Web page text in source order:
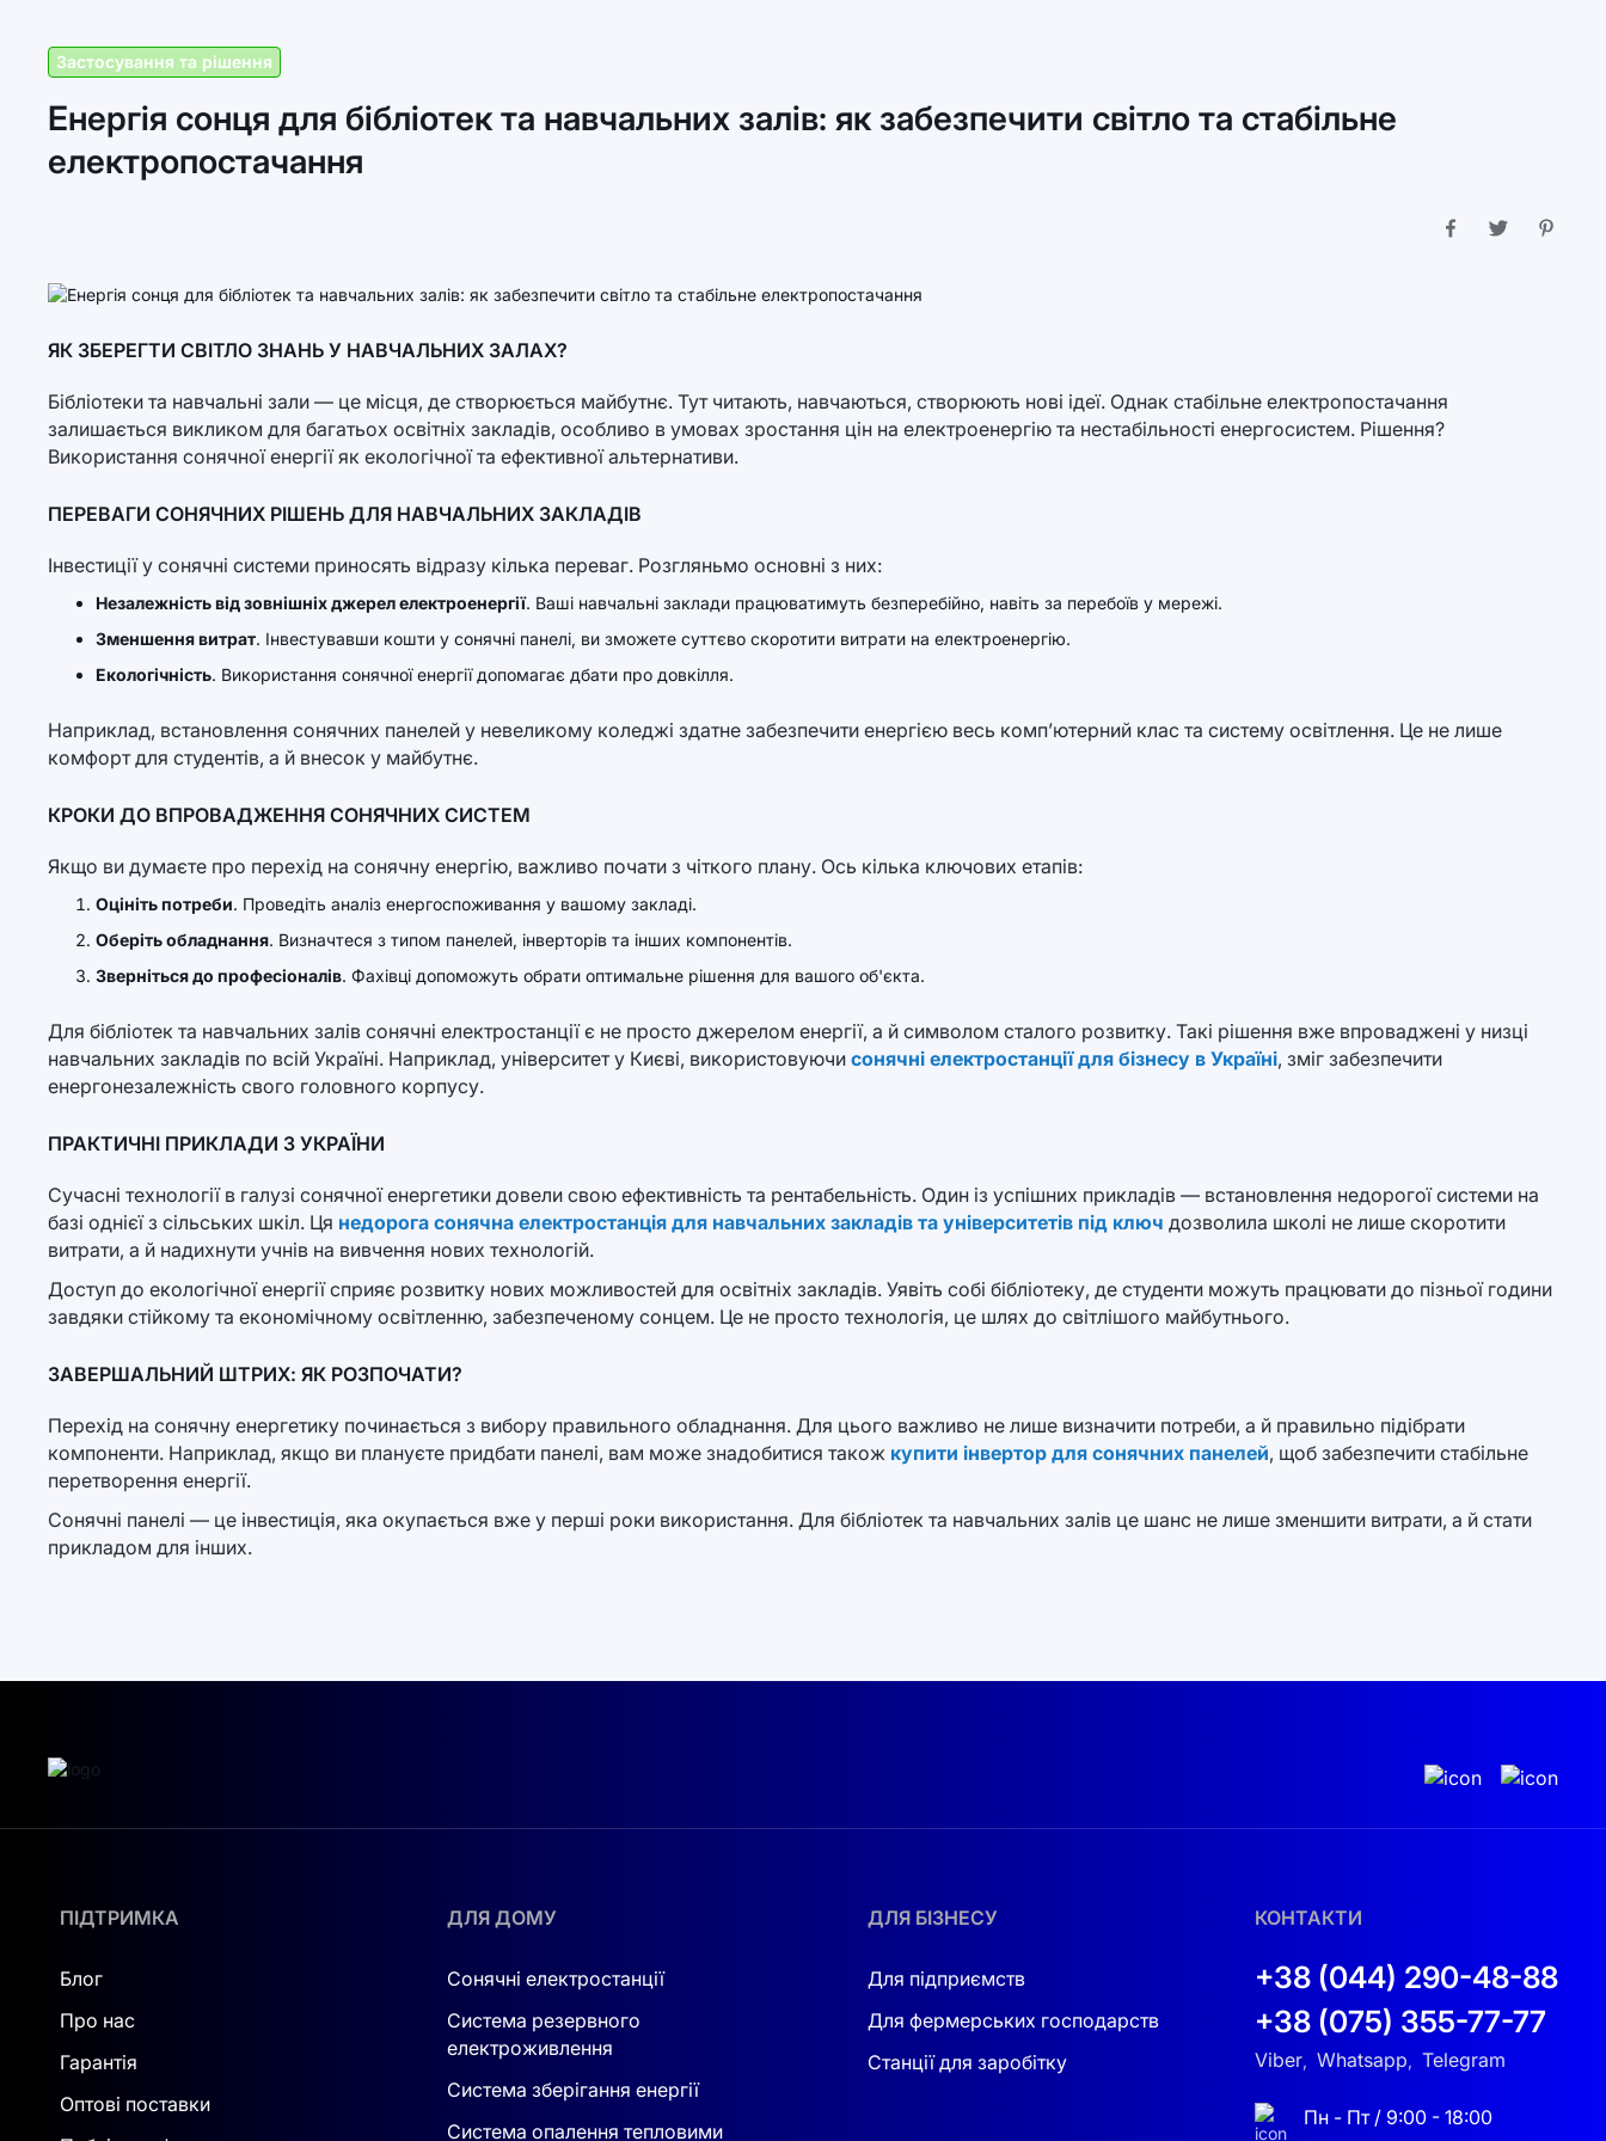
Застосування та рішення
Енергія сонця для бібліотек та навчальних залів: як забезпечити світло та стабільне
електропостачання
ЯК ЗБЕРЕГТИ СВІТЛО ЗНАНЬ У НАВЧАЛЬНИХ ЗАЛАХ?
Бібліотеки та навчальні зали — це місця, де створюється майбутнє. Тут читають, навчаються, створюють нові ідеї. Однак стабільне електропостачання
залишається викликом для багатьох освітніх закладів, особливо в умовах зростання цін на електроенергію та нестабільності енергосистем. Рішення?
Використання сонячної енергії як екологічної та ефективної альтернативи.
ПЕРЕВАГИ СОНЯЧНИХ РІШЕНЬ ДЛЯ НАВЧАЛЬНИХ ЗАКЛАДІВ
Інвестиції у сонячні системи приносять відразу кілька переваг. Розгляньмо основні з них:
Незалежність від зовнішніх джерел електроенергії. Ваші навчальні заклади працюватимуть безперебійно, навіть за перебоїв у мережі.
Зменшення витрат. Інвестувавши кошти у сонячні панелі, ви зможете суттєво скоротити витрати на електроенергію.
Екологічність. Використання сонячної енергії допомагає дбати про довкілля.
Наприклад, встановлення сонячних панелей у невеликому коледжі здатне забезпечити енергією весь комп’ютерний клас та систему освітлення. Це не лише
комфорт для студентів, а й внесок у майбутнє.
КРОКИ ДО ВПРОВАДЖЕННЯ СОНЯЧНИХ СИСТЕМ
Якщо ви думаєте про перехід на сонячну енергію, важливо почати з чіткого плану. Ось кілька ключових етапів:
Оцініть потреби. Проведіть аналіз енергоспоживання у вашому закладі.
Оберіть обладнання. Визначтеся з типом панелей, інверторів та інших компонентів.
Зверніться до професіоналів. Фахівці допоможуть обрати оптимальне рішення для вашого об'єкта.
Для бібліотек та навчальних залів сонячні електростанції є не просто джерелом енергії, а й символом сталого розвитку. Такі рішення вже впроваджені у низці
навчальних закладів по всій Україні. Наприклад, університет у Києві, використовуючи сонячні електростанції для бізнесу в Україні, зміг забезпечити
енергонезалежність свого головного корпусу.
ПРАКТИЧНІ ПРИКЛАДИ З УКРАЇНИ
Сучасні технології в галузі сонячної енергетики довели свою ефективність та рентабельність. Один із успішних прикладів — встановлення недорогої системи на
базі однієї з сільських шкіл. Ця недорога сонячна електростанція для навчальних закладів та університетів під ключ дозволила школі не лише скоротити
витрати, а й надихнути учнів на вивчення нових технологій.
Доступ до екологічної енергії сприяє розвитку нових можливостей для освітніх закладів. Уявіть собі бібліотеку, де студенти можуть працювати до пізньої години
завдяки стійкому та економічному освітленню, забезпеченому сонцем. Це не просто технологія, це шлях до світлішого майбутнього.
ЗАВЕРШАЛЬНИЙ ШТРИХ: ЯК РОЗПОЧАТИ?
Перехід на сонячну енергетику починається з вибору правильного обладнання. Для цього важливо не лише визначити потреби, а й правильно підібрати
компоненти. Наприклад, якщо ви плануєте придбати панелі, вам може знадобитися також купити інвертор для сонячних панелей, щоб забезпечити стабільне
перетворення енергії.
Сонячні панелі — це інвестиція, яка окупається вже у перші роки використання. Для бібліотек та навчальних залів це шанс не лише зменшити витрати, а й стати
прикладом для інших.
ПІДТРИМКА
Блог
Про нас
Гарантія
Оптові поставки
ДЛЯ ДОМУ
Сонячні електростанції
Система резервного
електроживлення
Система зберігання енергії
Система опалення тепловими
ДЛЯ БІЗНЕСУ
Для підприємств
Для фермерських господарств
Станції для заробітку
КОНТАКТИ
+38 (044) 290-48-88
+38 (075) 355-77-77
Viber, Whatsapp, Telegram
Пн - Пт / 9:00 - 18:00